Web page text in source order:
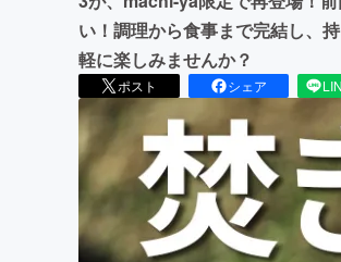
い！調理から食事まで完結し、
軽に楽しみませんか？
ポスト シェア